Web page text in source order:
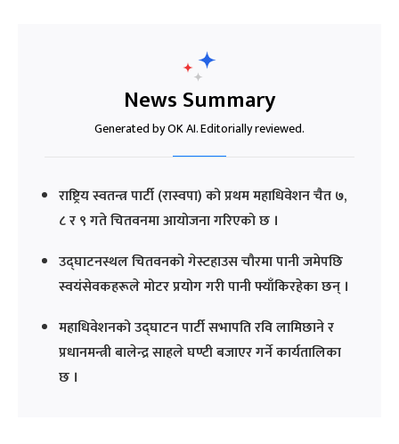
News Summary
Generated by OK AI. Editorially reviewed.
राष्ट्रिय स्वतन्त्र पार्टी (रास्वपा) को प्रथम महाधिवेशन चैत ७,
८ र ९ गते चितवनमा आयोजना गरिएको छ ।
उद्घाटनस्थल चितवनको गेस्टहाउस चौरमा पानी जमेपछि
स्वयंसेवकहरूले मोटर प्रयोग गरी पानी फ्याँकिरहेका छन् ।
महाधिवेशनको उद्घाटन पार्टी सभापति रवि लामिछाने र
प्रधानमन्त्री बालेन्द्र साहले घण्टी बजाएर गर्ने कार्यतालिका
छ ।